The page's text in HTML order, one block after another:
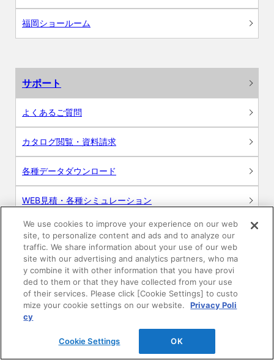
福岡ショールーム
サポート
よくあるご質問
カタログ閲覧・資料請求
各種データダウンロード
WEB見積・各種シミュレーション
交換用部品の購入
修理・点検
お問い合わせ
ログイン
建築・設計関係者様向けサイト
We use cookies to improve your experience on our web
site, to personalize content and ads and to analyze our
traffic. We share information about your use of our web
site with our advertising and analytics partners, who ma
y combine it with other information that you have provi
ded to them or that they have collected from your use
of their services. Please click [Cookie Settings] to custo
mize your cookie settings on our website.
Privacy Poli
cy
Cookie Settings OK